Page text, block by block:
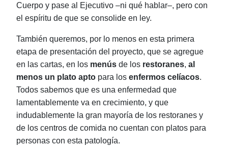
Cuerpo y pase al Ejecutivo ‒ni qué hablar‒, pero con
el espíritu de que se consolide en ley.
También queremos, por lo menos en esta primera
etapa de presentación del proyecto, que se agregue
en las cartas, en los menús de los restoranes, al
menos un plato apto para los enfermos celíacos.
Todos sabemos que es una enfermedad que
lamentablemente va en crecimiento, y que
indudablemente la gran mayoría de los restoranes y
de los centros de comida no cuentan con platos para
personas con esta patología.